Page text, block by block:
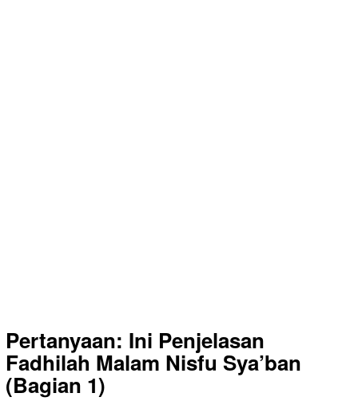
Pertanyaan: Ini Penjelasan
Fadhilah Malam Nisfu Sya’ban
(Bagian 1)